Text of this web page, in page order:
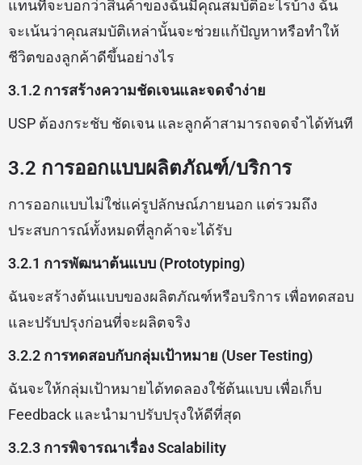
แทนที่จะบอกว่าสินค้าของฉันมีคุณสมบัติอะไรบ้าง ฉัน
จะเน้นว่าคุณสมบัติเหล่านั้นจะช่วยแก้ปัญหาหรือทำให้
ชีวิตของลูกค้าดีขึ้นอย่างไร
3.1.2 การสร้างความชัดเจนและจดจำง่าย
USP ต้องกระชับ ชัดเจน และลูกค้าสามารถจดจำได้ทันที
3.2 การออกแบบผลิตภัณฑ์/บริการ
การออกแบบไม่ใช่แค่รูปลักษณ์ภายนอก แต่รวมถึง
ประสบการณ์ทั้งหมดที่ลูกค้าจะได้รับ
3.2.1 การพัฒนาต้นแบบ (Prototyping)
ฉันจะสร้างต้นแบบของผลิตภัณฑ์หรือบริการ เพื่อทดสอบ
และปรับปรุงก่อนที่จะผลิตจริง
3.2.2 การทดสอบกับกลุ่มเป้าหมาย (User Testing)
ฉันจะให้กลุ่มเป้าหมายได้ทดลองใช้ต้นแบบ เพื่อเก็บ
Feedback และนำมาปรับปรุงให้ดีที่สุด
3.2.3 การพิจารณาเรื่อง Scalability